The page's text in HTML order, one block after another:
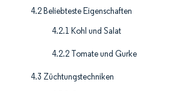
4.2 Beliebteste Eigenschaften
4.2.1 Kohl und Salat
4.2.2 Tomate und Gurke
4.3 Züchtungstechniken